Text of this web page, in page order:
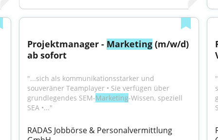
Projektmanager - Marketing (m/w/d)
ab sofort
"...sich als kommunikationsstarker und
souveräner Teamplayer • Sie verfügen über
grundlegendes SEM-Marketing-Wissen, speziell
SEA •..."
RADAS Jobbörse & Personalvermittlung